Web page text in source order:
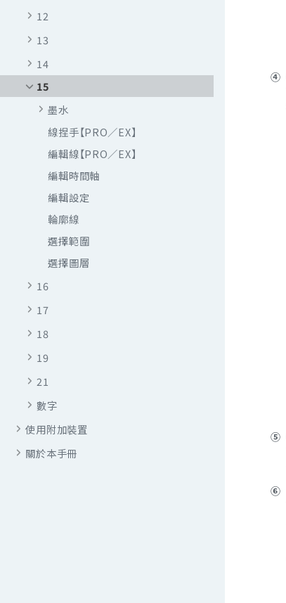
12
13
14
15
墨水
線捏手【PRO／EX】
編輯線【PRO／EX】
編輯時間軸
編輯設定
輪廓線
選擇範圍
選擇圖層
16
17
18
19
21
數字
使用附加裝置
關於本手冊
④
⑤
⑥